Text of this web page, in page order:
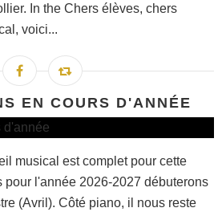
In the Chers élèves, chers
voici...
EN COURS D'ANNÉE
musical est complet pour cette
pour l'année 2026-2027 débuterons
(Avril). Côté piano, il nous reste